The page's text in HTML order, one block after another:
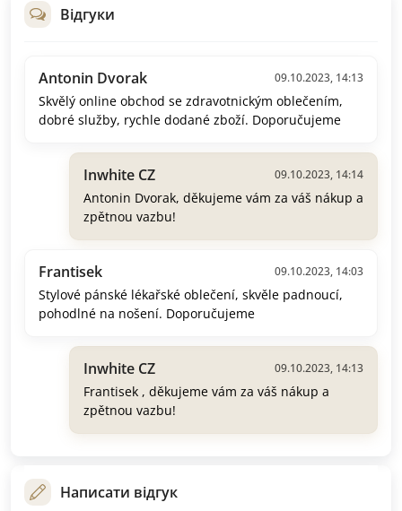
Відгуки
Antonin Dvorak 09.10.2023, 14:13
Skvělý online obchod se zdravotnickým oblečením,
dobré služby, rychle dodané zboží. Doporučujeme
Inwhite CZ 09.10.2023, 14:14
Antonin Dvorak, děkujeme vám za váš nákup a
zpětnou vazbu!
Frantisek 09.10.2023, 14:03
Stylové pánské lékařské oblečení, skvěle padnoucí,
pohodlné na nošení. Doporučujeme
Inwhite CZ 09.10.2023, 14:13
Frantisek , děkujeme vám za váš nákup a
zpětnou vazbu!
Написати відгук